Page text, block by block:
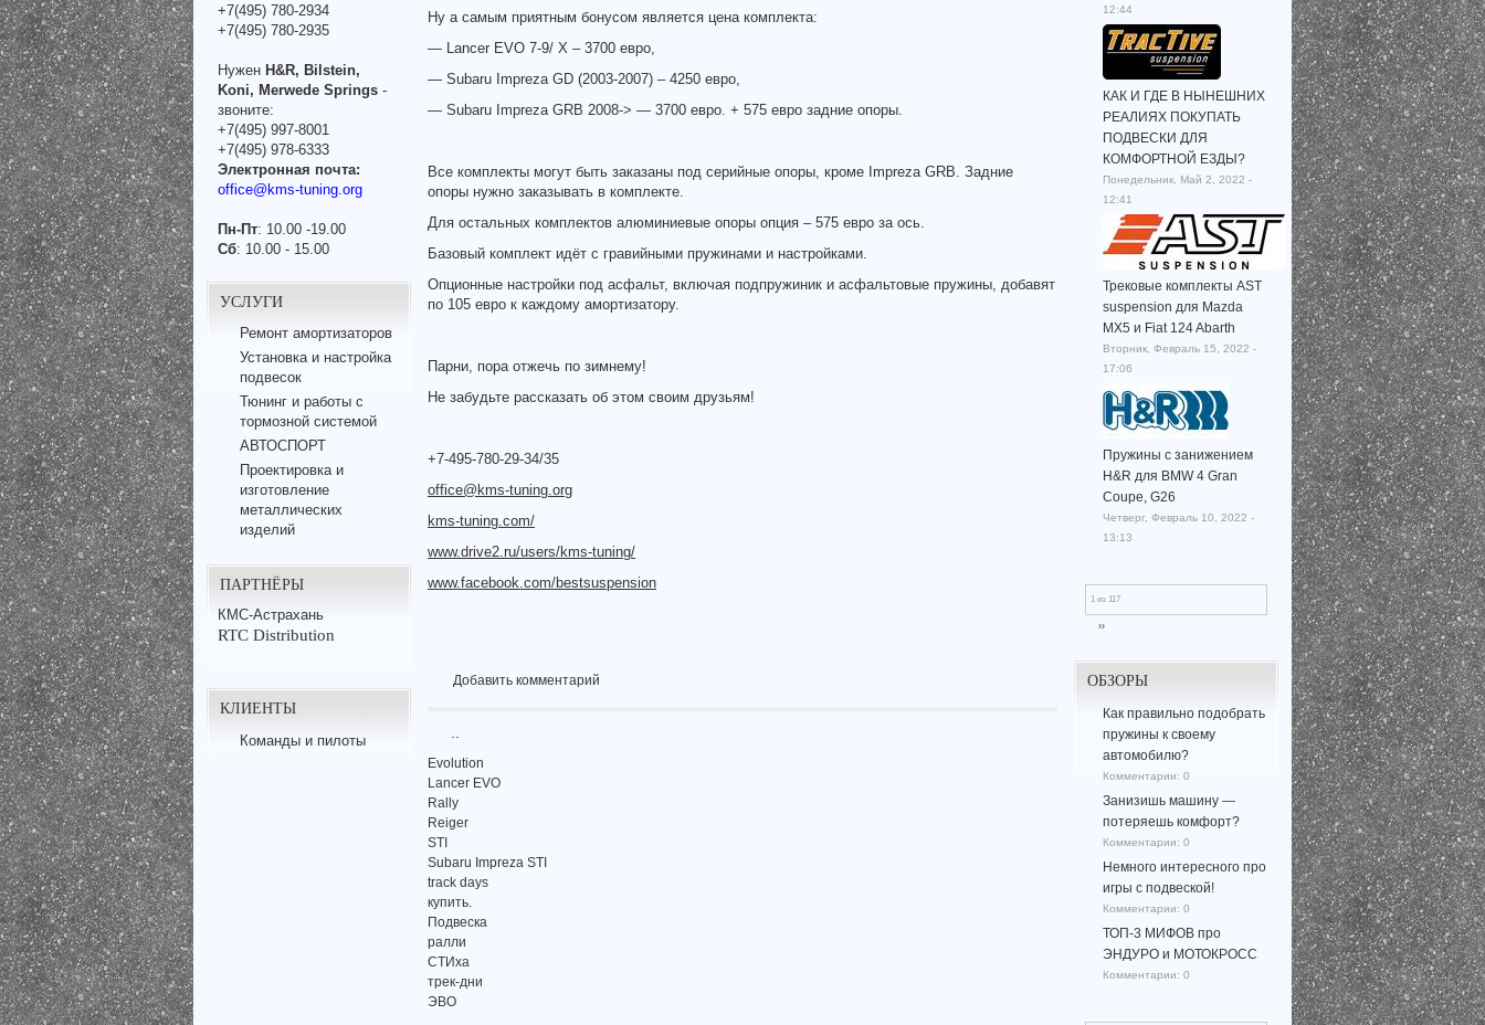
+7(495) 780-2934
+7(495) 780-2935
Нужен H&R, Bilstein,
Koni, Merwede Springs -
звоните:
+7(495) 997-8001
+7(495) 978-6333
Электронная почта:
office@kms-tuning.org
Пн-Пт: 10.00 -19.00
Сб: 10.00 - 15.00
УСЛУГИ
Ремонт амортизаторов
Установка и настройка
подвесок
Тюнинг и работы с
тормозной системой
АВТОСПОРТ
Проектировка и
изготовление
металлических
изделий
ПАРТНЁРЫ
КМС-Астрахань
RTC Distribution
КЛИЕНТЫ
Команды и пилоты
Ну а самым приятным бонусом является цена комплекта:
— Lancer EVO 7-9/ X – 3700 евро,
— Subaru Impreza GD (2003-2007) – 4250 евро,
— Subaru Impreza GRB 2008-> — 3700 евро. + 575 евро задние опоры.
Все комплекты могут быть заказаны под серийные опоры, кроме Impreza GRB. Задние
опоры нужно заказывать в комплекте.
Для остальных комплектов алюминиевые опоры опция – 575 евро за ось.
Базовый комплект идёт с гравийными пружинами и настройками.
Опционные настройки под асфальт, включая подпружиник и асфальтовые пружины, добавят
по 105 евро к каждому амортизатору.
Парни, пора отжечь по зимнему!
Не забудьте рассказать об этом своим друзьям!
+7-495-780-29-34/35
office@kms-tuning.org
kms-tuning.com/
www.drive2.ru/users/kms-tuning/
www.facebook.com/bestsuspension
Добавить комментарий
Evolution
Lancer EVO
Rally
Reiger
STI
Subaru Impreza STI
track days
купить.
Подвеска
ралли
СТИха
трек-дни
ЭВО
12:44
КАК И ГДЕ В НЫНЕШНИХ
РЕАЛИЯХ ПОКУПАТЬ
ПОДВЕСКИ ДЛЯ
КОМФОРТНОЙ ЕЗДЫ?
Понедельник, Май 2, 2022 -
12:41
Трековые комплекты AST
suspension для Mazda
MX5 и Fiat 124 Abarth
Вторник, Февраль 15, 2022 -
17:06
Пружины с занижением
H&R для BMW 4 Gran
Coupe, G26
Четверг, Февраль 10, 2022 -
13:13
1 из 117
››
ОБЗОРЫ
Как правильно подобрать
пружины к своему
автомобилю?
Комментарии: 0
Занизишь машину —
потеряешь комфорт?
Комментарии: 0
Немного интересного про
игры с подвеской!
Комментарии: 0
ТОП-3 МИФОВ про
ЭНДУРО и МОТОКРОСС
Комментарии: 0